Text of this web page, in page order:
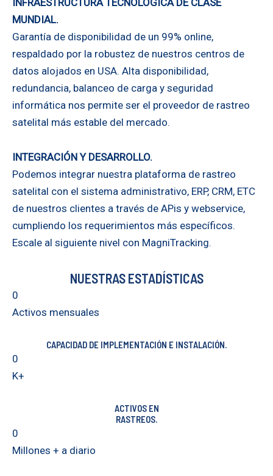
MUNDIAL.
Garantía de disponibilidad de un 99% online,
respaldado por la robustez de nuestros centros de
datos alojados en USA. Alta disponibilidad,
redundancia, balanceo de carga y seguridad
informática nos permite ser el proveedor de rastreo
satelital más estable del mercado.
INTEGRACIÓN Y DESARROLLO.
Podemos integrar nuestra plataforma de rastreo
satelital con el sistema administrativo, ERP, CRM, ETC
de nuestros clientes a través de APis y webservice,
cumpliendo los requerimientos más específicos.
Escale al siguiente nivel con MagniTracking.
NUESTRAS ESTADÍSTICAS
0
Activos mensuales
CAPACIDAD DE IMPLEMENTACIÓN E INSTALACIÓN.
0
K+
ACTIVOS EN
RASTREOS.
0
Millones + a diario